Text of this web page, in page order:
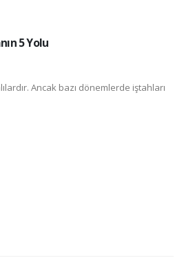
5 Yolu
Ancak bazı dönemlerde iştahları